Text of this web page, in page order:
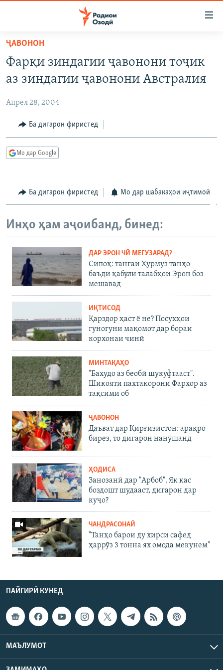
Ҷаҳиш
мояи
аслӣ
ба
Ҷаҳиш
СИЁСАТ
ҶОМЕА
ҚАЗИЯИ "КРОКУС"
ФАРҲАНГ
ВАРЗИШ
ГАПИ ОЗОД
САЛОМ, ХОҲАР
ТАҲҚИҚОТ
НАЗАРИ МАРДУМ
ОЗОДӢ ОНЛАЙН
ВИДЕО
ГУЗОРИШҲОИ РАДИОӢ
РӮЙХАТҲО
ПАЙГИРӢ КУНЕД
Ҳамаи сомонаҳои RFE/RL
ҶАВОНОН
Фарқи зиндагии ҷавонони тоҷик
аз зиндагии ҷавонони Австралия
Апрел 28, 2004
Ба дигарон фиристед
Мо дар Google
Ба дигарон фиристед Мо дар шабакаҳои иҷтимоӣ
Инҳо ҳам аҷоибанд, бинед:
ДАР ЭРОН ЧӢ МЕГУЗАРАД?
Сипоҳ: тангаи Ҳурмуз танҳо
баъди қабули талабҳои Эрон боз
мешавад
ИҚТИСОД
Қарздор ҳаст ё не? Посухҳои
гуногуни мақомот дар бораи
корхонаи чинӣ
МИНТАҚАҲО
"Бахудо аз беобӣ шукуфтааст".
Шикояти пахтакорони Фархор аз
тақсими об
ҶАВОНОН
Даъват дар Қирғизистон: арақро
бирез, то дигарон нанӯшанд
ҲОДИСА
Занозанӣ дар "Арбоб". Як кас
боздошт шудааст, дигарон дар
куҷо?
ЧАНДРАСОНАӢ
"Танҳо барои ду хирси сафед
ҳаррӯз 3 тонна ях омода мекунем"
ПАЙГИРӢ КУНЕД
МАЪЛУМОТ